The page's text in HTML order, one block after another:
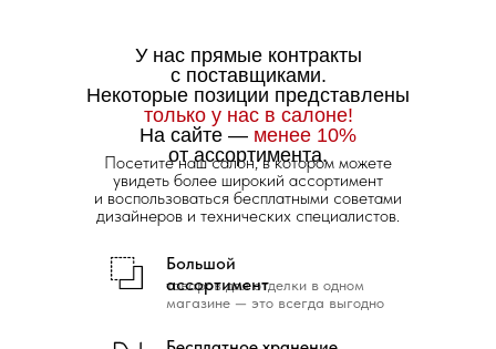
товаров для отделки в одном
магазине — это всегда выгодно
Большой
ассортимент
У нас прямые контракты
с поставщиками.
Некоторые позиции представлены
только у нас в салоне!
На сайте — менее 10%
от ассортимента.
Посетите наш салон, в котором можете
увидеть более широкий ассортимент
и воспользоваться бесплатными советами
дизайнеров и технических специалистов.